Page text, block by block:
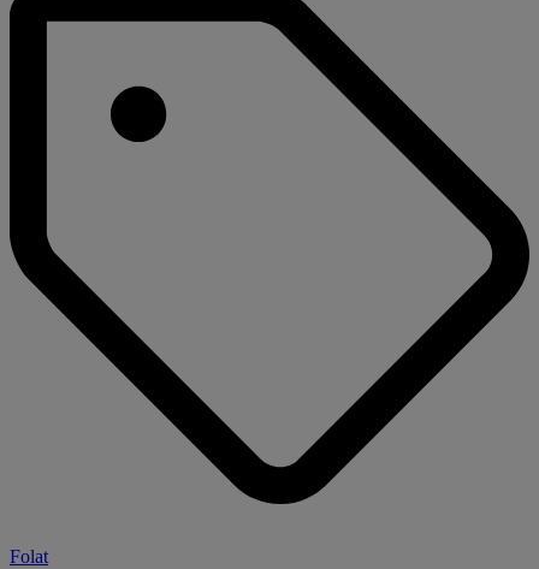
Folat